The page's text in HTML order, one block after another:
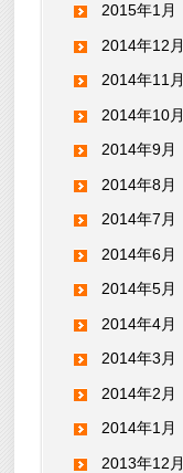
2015年1月
2014年12月
2014年11月
2014年10月
2014年9月
2014年8月
2014年7月
2014年6月
2014年5月
2014年4月
2014年3月
2014年2月
2014年1月
2013年12月